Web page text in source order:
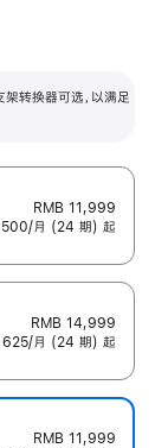
转换器可选，以满足
RMB 11,999
500/月 (24 期) 起
RMB 14,999
625/月 (24 期) 起
RMB 11,999